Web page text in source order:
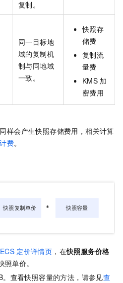
复制。
同一目标地
域的复制机
制与同地域
一致。
快照存
储费
复制流
量费
KMS 加
密费用
样会产生快照存储费用，相关计算
费。
ECS 定价详情页 ，在快照服务价格
单价。
。查看快照容量的方法，请参见查